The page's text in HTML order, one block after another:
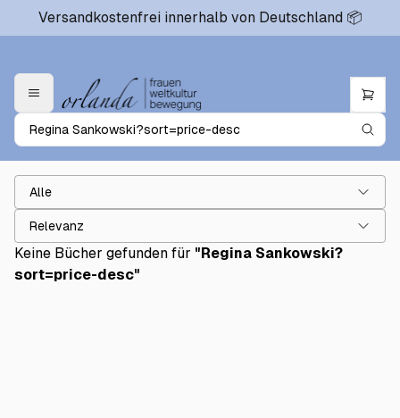
Versandkostenfrei innerhalb von Deutschland 📦
Alle
Keine Bücher gefunden für "Regina Sankowski?
sort=price-desc"
Relevanz